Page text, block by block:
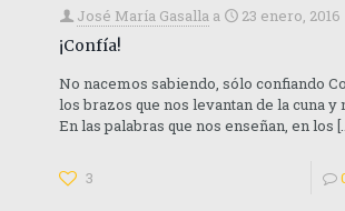
José María Gasalla a
23 enero, 2016
¡Confía!
No nacemos sabiendo, sólo confiando
los brazos que nos levantan de la cuna y
En las palabras que nos enseñan, en los
3